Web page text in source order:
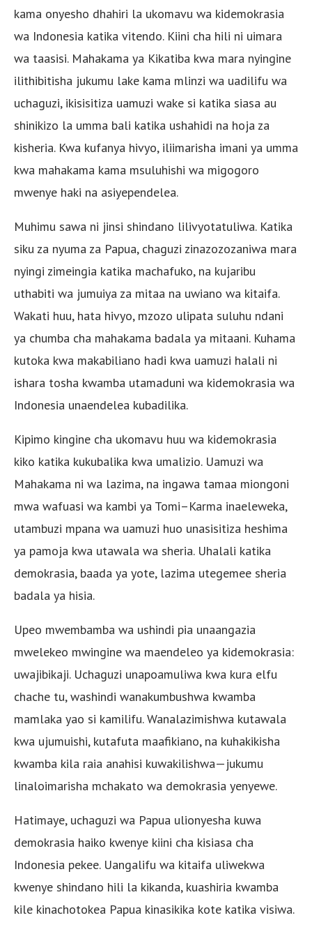
kama onyesho dhahiri la ukomavu wa kidemokrasia
wa Indonesia katika vitendo. Kiini cha hili ni uimara
wa taasisi. Mahakama ya Kikatiba kwa mara nyingine
ilithibitisha jukumu lake kama mlinzi wa uadilifu wa
uchaguzi, ikisisitiza uamuzi wake si katika siasa au
shinikizo la umma bali katika ushahidi na hoja za
kisheria. Kwa kufanya hivyo, iliimarisha imani ya umma
kwa mahakama kama msuluhishi wa migogoro
mwenye haki na asiyependelea.
Muhimu sawa ni jinsi shindano lilivyotatuliwa. Katika
siku za nyuma za Papua, chaguzi zinazozozaniwa mara
nyingi zimeingia katika machafuko, na kujaribu
uthabiti wa jumuiya za mitaa na uwiano wa kitaifa.
Wakati huu, hata hivyo, mzozo ulipata suluhu ndani
ya chumba cha mahakama badala ya mitaani. Kuhama
kutoka kwa makabiliano hadi kwa uamuzi halali ni
ishara tosha kwamba utamaduni wa kidemokrasia wa
Indonesia unaendelea kubadilika.
Kipimo kingine cha ukomavu huu wa kidemokrasia
kiko katika kukubalika kwa umalizio. Uamuzi wa
Mahakama ni wa lazima, na ingawa tamaa miongoni
mwa wafuasi wa kambi ya Tomi–Karma inaeleweka,
utambuzi mpana wa uamuzi huo unasisitiza heshima
ya pamoja kwa utawala wa sheria. Uhalali katika
demokrasia, baada ya yote, lazima utegemee sheria
badala ya hisia.
Upeo mwembamba wa ushindi pia unaangazia
mwelekeo mwingine wa maendeleo ya kidemokrasia:
uwajibikaji. Uchaguzi unapoamuliwa kwa kura elfu
chache tu, washindi wanakumbushwa kwamba
mamlaka yao si kamilifu. Wanalazimishwa kutawala
kwa ujumuishi, kutafuta maafikiano, na kuhakikisha
kwamba kila raia anahisi kuwakilishwa—jukumu
linaloimarisha mchakato wa demokrasia yenyewe.
Hatimaye, uchaguzi wa Papua ulionyesha kuwa
demokrasia haiko kwenye kiini cha kisiasa cha
Indonesia pekee. Uangalifu wa kitaifa uliwekwa
kwenye shindano hili la kikanda, kuashiria kwamba
kile kinachotokea Papua kinasikika kote katika visiwa.